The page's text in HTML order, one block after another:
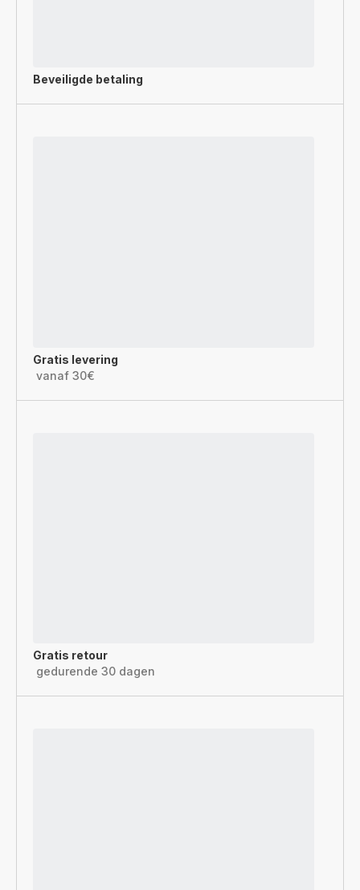
Beveiligde betaling
Gratis levering
vanaf 30€
Gratis retour
gedurende 30 dagen